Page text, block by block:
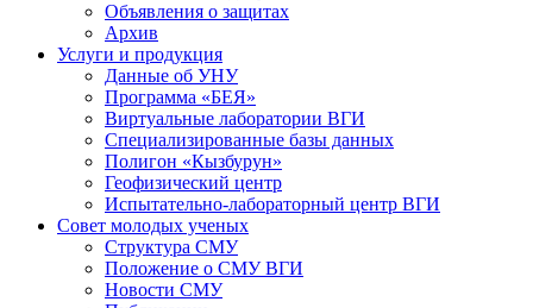
Объявления о защитах
Архив
Услуги и продукция
Данные об УНУ
Программа «БЕЯ»
Виртуальные лаборатории ВГИ
Специализированные базы данных
Полигон «Кызбурун»
Геофизический центр
Испытательно-лабораторный центр ВГИ
Совет молодых ученых
Структура СМУ
Положение о СМУ ВГИ
Новости СМУ